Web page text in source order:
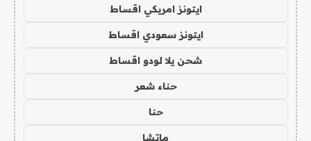
ايتونز امريكي اقساط
ايتونز سعودي اقساط
شحن يلا لودو اقساط
حناء شعر
حنا
ماتشا